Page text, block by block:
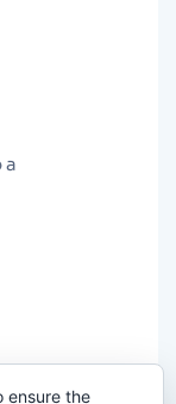
a
ensure the